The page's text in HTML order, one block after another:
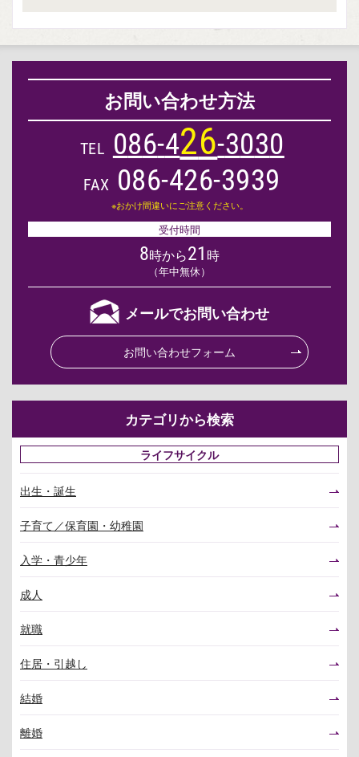
お問い合わせ方法
TEL 086-426-3030
FAX 086-426-3939
※おかけ間違いにご注意ください。
受付時間
8時から21 時
（年中無休）
メールでお問い合わせ
お問い合わせフォーム
カテゴリから検索
ライフサイクル
出生・誕生
子育て／保育園・幼稚園
入学・青少年
成人
就職
住居・引越し
結婚
離婚